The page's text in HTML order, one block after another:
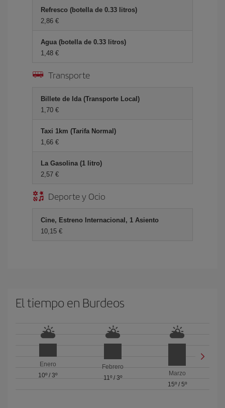
Refresco (botella de 0.33 litros)
2,86 €
Agua (botella de 0.33 litros)
1,48 €
Transporte
Billete de Ida (Transporte Local)
1,70 €
Taxi 1km (Tarifa Normal)
1,66 €
La Gasolina (1 litro)
2,57 €
Deporte y Ocio
Cine, Estreno Internacional, 1 Asiento
10,15 €
El tiempo en Burdeos
Enero
10º /3º
Febrero
11º/ 3º
Marzo
15º/ 5º